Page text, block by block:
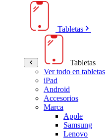
Tabletas
Tabletas
Ver todo en tabletas
iPad
Android
Accesorios
Marca
Apple
Samsung
Lenovo